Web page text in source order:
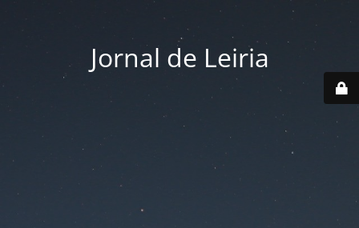
Jornal de Leiria